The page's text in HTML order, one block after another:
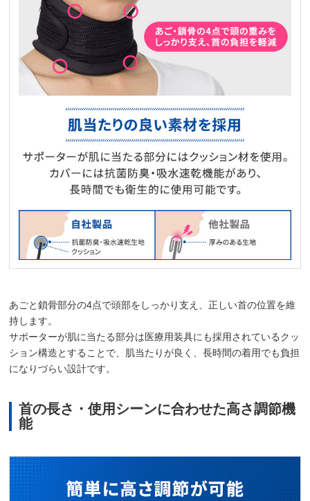
あごと鎖骨部分の4点で頭部をしっかり支え、正しい首の位置を維
持します。
サポーターが肌に当たる部分は医療用装具にも採用されているクッ
ション構造とすることで、肌当たりが良く、長時間の着用でも負担
になりづらい設計です。
首の長さ・使用シーンに合わせた高さ調節機
能